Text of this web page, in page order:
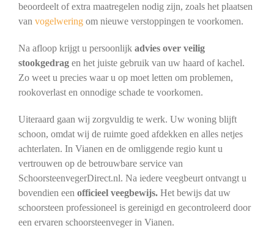
beoordeelt of extra maatregelen nodig zijn, zoals het plaatsen
van vogelweringom nieuwe verstoppingen te voorkomen.
Na afloop krijgt u persoonlijk advies over veilig
stookgedragen het juiste gebruik van uw haard of kachel.
Zo weet u precies waar u op moet letten om problemen,
rookoverlast en onnodige schade te voorkomen.
Uiteraard gaan wij zorgvuldig te werk. Uw woning blijft
schoon, omdat wij de ruimte goed afdekken en alles netjes
achterlaten. In Vianen en de omliggende regio kunt u
vertrouwen op de betrouwbare service van
SchoorsteenvegerDirect.nl. Na iedere veegbeurt ontvangt u
bovendien een officieel veegbewijs. Het bewijs dat uw
schoorsteen professioneel is gereinigd en gecontroleerd door
een ervaren schoorsteenveger in Vianen.